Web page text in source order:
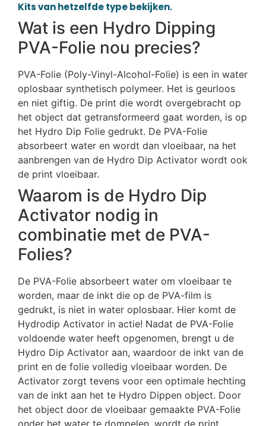
Kits van hetzelfde type bekijken.
Wat is een Hydro Dipping
PVA-Folie nou precies?
PVA-Folie (Poly-Vinyl-Alcohol-Folie) is een in water
oplosbaar synthetisch polymeer. Het is geurloos
en niet giftig. De print die wordt overgebracht op
het object dat getransformeerd gaat worden, is op
het Hydro Dip Folie gedrukt. De PVA-Folie
absorbeert water en wordt dan vloeibaar, na het
aanbrengen van de Hydro Dip Activator wordt ook
de print vloeibaar.
Waarom is de Hydro Dip
Activator nodig in
combinatie met de PVA-
Folies?
De PVA-Folie absorbeert water om vloeibaar te
worden, maar de inkt die op de PVA-film is
gedrukt, is niet in water oplosbaar. Hier komt de
Hydrodip Activator in actie! Nadat de PVA-Folie
voldoende water heeft opgenomen, brengt u de
Hydro Dip Activator aan, waardoor de inkt van de
print en de folie volledig vloeibaar worden. De
Activator zorgt tevens voor een optimale hechting
van de inkt aan het te Hydro Dippen object. Door
het object door de vloeibaar gemaakte PVA-Folie